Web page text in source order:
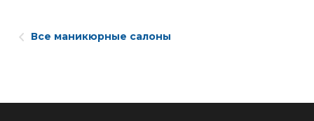
Все маникюрные салоны